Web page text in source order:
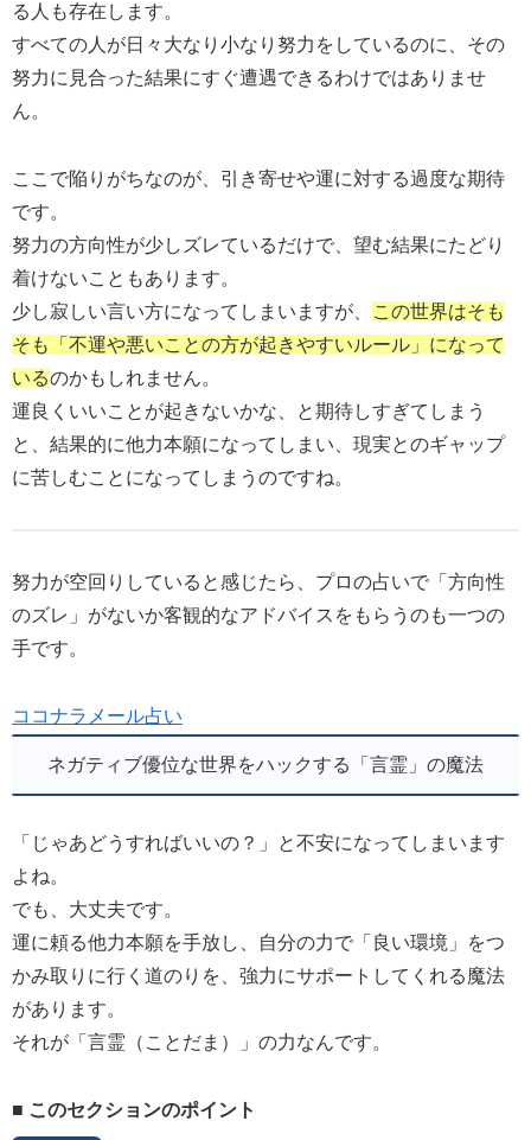
る人も存在します。
すべての人が日々大なり小なり努力をしているのに、その
努力に見合った結果にすぐ遭遇できるわけではありませ
ん。
ここで陥りがちなのが、引き寄せや運に対する過度な期待
です。
努力の方向性が少しズレているだけで、望む結果にたどり
着けないこともあります。
少し寂しい言い方になってしまいますが、
この世界はそも
そも「不運や悪いことの方が起きやすいルール」になって
いるのかもしれません。
運良くいいことが起きないかな、と期待しすぎてしまう
と、結果的に他力本願になってしまい、現実とのギャップ
に苦しむことになってしまうのですね。
努力が空回りしていると感じたら、プロの占いで「方向性
のズレ」がないか客観的なアドバイスをもらうのも一つの
手です。
ココナラメール占い
ネガティブ優位な世界をハックする「言霊」の魔法
「じゃあどうすればいいの？」と不安になってしまいます
よね。
でも、大丈夫です。
運に頼る他力本願を手放し、自分の力で「良い環境」をつ
かみ取りに行く道のりを、強力にサポートしてくれる魔法
があります。
それが「言霊（ことだま）」の力なんです。
■ このセクションのポイント